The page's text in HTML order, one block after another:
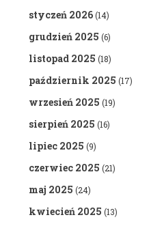
styczeń 2026(14)
grudzień 2025 (6)
listopad 2025 (18)
październik 2025 (17)
wrzesień 2025 (19)
sierpień 2025 (16)
lipiec 2025 (9)
czerwiec 2025 (21)
maj 2025 (24)
kwiecień 2025 (13)